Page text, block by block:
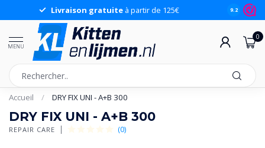
Livraison gratuite à partir de 125€ 9.2
MENU
0
Accueil / DRY FIX UNI - A+B 300
DRY FIX UNI - A+B 300
REPAIR CARE (0)